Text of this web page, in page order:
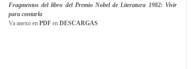
Fragmentos del libro del Premio Nobel de Literatura 1982: Vivir
para contarla
Va anexo en PDF en DESCARGAS